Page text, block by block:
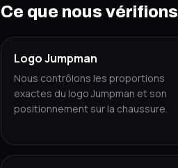
Ce que nous vérifions
Logo Jumpman
Nous contrôlons les proportions
exactes du logo Jumpman et son
positionnement sur la chaussure.